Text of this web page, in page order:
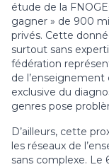
étude de la
gagner » de 900
privés. Cette
surtout sans
fédération
de l’enseignement
exclusive du
genres pose
D’ailleurs, cette
les réseaux de
sans complexe. Le